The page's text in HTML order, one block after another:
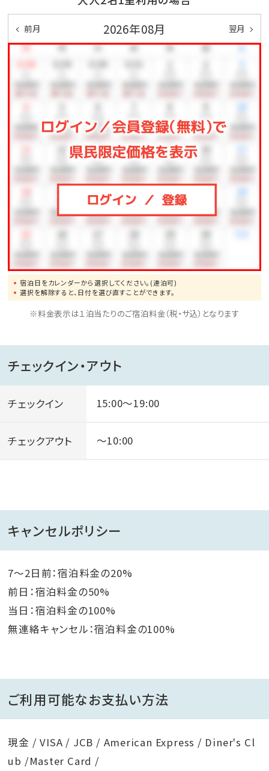
■ 多彩なアクティビティ
・屋外プール※7/18～8/31（10：00～17：00）
・屋内プール（キッズプール併設）※7/18～8/31（10：00
～17：00）、9/1～9/30（13：00～17：00）
・テニスコート
・卓球
・サッカー場／天然芝
・麻雀ルーム
※団体予約等により、一部アクティビティがご利用いた
だけない場合があります。
※詳細については、直接当ホテルまでお問い合わせくだ
前月 2026年08月 翌月
宿泊日をカレンダーから選択してください。(連泊可)
選択を解除すると、日付を選び直すことができます。
※料金表示は１泊当たりのご宿泊料金（税・サ込）となります
チェックイン・アウト
チェックイン 15:00～19:00
チェックアウト ～10:00
キャンセルポリシー
7～2日前：宿泊料金の20%
前日：宿泊料金の50%
当日：宿泊料金の100%
無連絡キャンセル：宿泊料金の100%
ご利用可能なお支払い方法
現金 / VISA / JCB / American Express / Diner's Cl
ub /Master Card /